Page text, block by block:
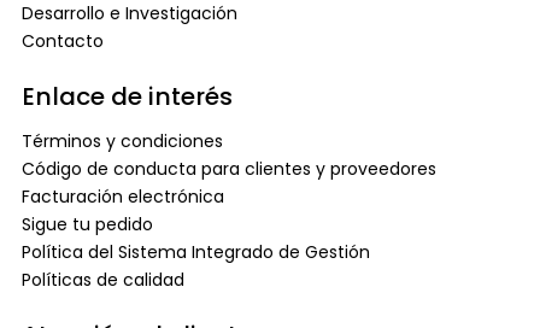
Desarrollo e Investigación
Contacto
Enlace de interés
Términos y condiciones
Código de conducta para clientes y proveedores
Facturación electrónica
Sigue tu pedido
Política del Sistema Integrado de Gestión
Políticas de calidad